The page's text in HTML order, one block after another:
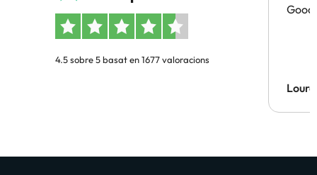
4.5 sobre 5 basat en 1677 valoracions
Good